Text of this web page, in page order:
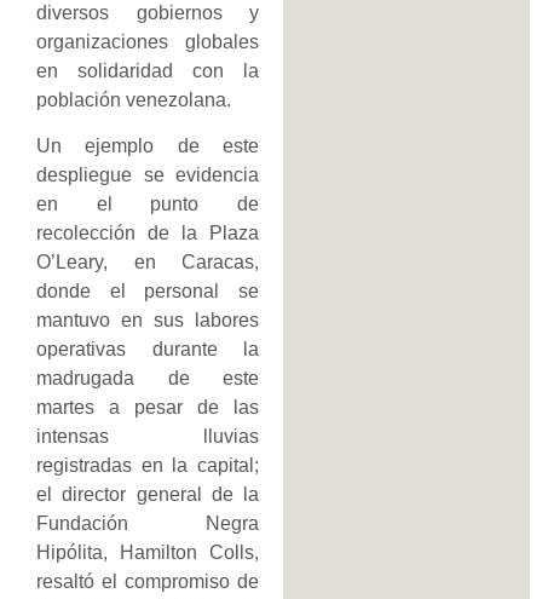
diversos gobiernos y
organizaciones globales
en solidaridad con la
población venezolana.
Un ejemplo de este
despliegue se evidencia
en el punto de
recolección de la Plaza
O’Leary, en Caracas,
donde el personal se
mantuvo en sus labores
operativas durante la
madrugada de este
martes a pesar de las
intensas lluvias
registradas en la capital;
el director general de la
Fundación Negra
Hipólita, Hamilton Colls,
resaltó el compromiso de